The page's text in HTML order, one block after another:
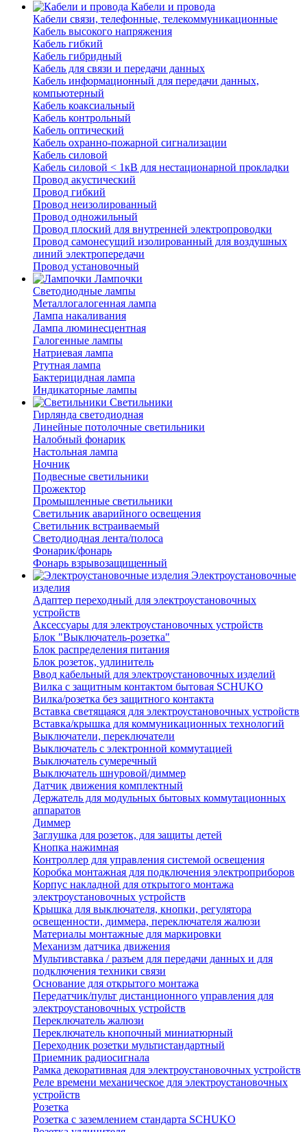
Кабели и провода
Кабели связи, телефонные, телекоммуникационные
Кабель высокого напряжения
Кабель гибкий
Кабель гибридный
Кабель для связи и передачи данных
Кабель информационный для передачи данных,
компьютерный
Кабель коаксиальный
Кабель контрольный
Кабель оптический
Кабель охранно-пожарной сигнализации
Кабель силовой
Кабель силовой < 1кВ для нестационарной прокладки
Провод акустический
Провод гибкий
Провод неизолированный
Провод одножильный
Провод плоский для внутренней электропроводки
Провод самонесущий изолированный для воздушных
линий электропередачи
Провод установочный
Лампочки
Светодиодные лампы
Металлогалогенная лампа
Лампа накаливания
Лампа люминесцентная
Галогенные лампы
Натриевая лампа
Ртутная лампа
Бактерицидная лампа
Индикаторные лампы
Светильники
Гирлянда светодиодная
Линейные потолочные светильники
Налобный фонарик
Настольная лампа
Ночник
Подвесные светильники
Прожектор
Промышленные светильники
Светильник аварийного освещения
Светильник встраиваемый
Светодиодная лента/полоса
Фонарик/фонарь
Фонарь взрывозащищенный
Электроустановочные
изделия
Адаптер переходный для электроустановочных
устройств
Аксессуары для электроустановочных устройств
Блок "Выключатель-розетка"
Блок распределения питания
Блок розеток, удлинитель
Ввод кабельный для электроустановочных изделий
Вилка с защитным контактом бытовая SCHUKO
Вилка/розетка без защитного контакта
Вставка светящаяся для электроустановочных устройств
Вставка/крышка для коммуникационных технологий
Выключатели, переключатели
Выключатель с электронной коммутацией
Выключатель сумеречный
Выключатель шнуровой/диммер
Датчик движения комплектный
Держатель для модульных бытовых коммутационных
аппаратов
Диммер
Заглушка для розеток, для защиты детей
Кнопка нажимная
Контроллер для управления системой освещения
Коробка монтажная для подключения электроприборов
Корпус накладной для открытого монтажа
электроустановочных устройств
Крышка для выключателя, кнопки, регулятора
освещенности, диммера, переключателя жалюзи
Материалы монтажные для маркировки
Механизм датчика движения
Мультивставка / разъем для передачи данных и для
подключения техники связи
Основание для открытого монтажа
Передатчик/пульт дистанционного управления для
электроустановочных устройств
Переключатель жалюзи
Переключатель кнопочный миниатюрный
Переходник розетки мультистандартный
Приемник радиосигнала
Рамка декоративная для электроустановочных устройств
Реле времени механическое для электроустановочных
устройств
Розетка
Розетка с заземлением стандарта SCHUKO